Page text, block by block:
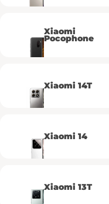
Xiaomi
Pocophone
Xiaomi 14T
Xiaomi 14
Xiaomi 13T